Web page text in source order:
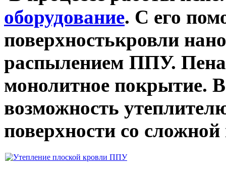
оборудование. С его
поверхностькровли
распылением ППУ.
монолитное покрытие.
возможность
поверхности со сложной